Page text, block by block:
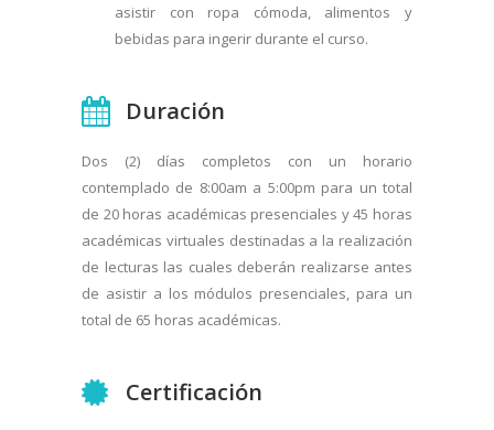
asistir con ropa cómoda, alimentos y
bebidas para ingerir durante el curso.
Duración
Dos (2) días completos con un horario
contemplado de 8:00am a 5:00pm para un total
de 20 horas académicas presenciales y 45 horas
académicas virtuales destinadas a la realización
de lecturas las cuales deberán realizarse antes
de asistir a los módulos presenciales, para un
total de 65 horas académicas.
Certificación